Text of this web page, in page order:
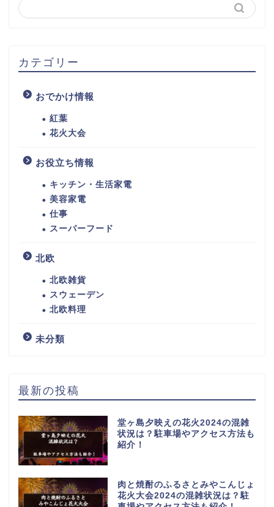
カテゴリー
おでかけ情報
紅葉
花火大会
お役立ち情報
キッチン・生活家電
美容家電
仕事
スーパーフード
北欧
北欧雑貨
スウェーデン
北欧料理
未分類
最新の投稿
堂ヶ島夕映えの花火2024の混雑
状況は？駐車場やアクセス方法も
紹介！
肉と焼酎のふるさとみやこんじょ
花火大会2024の混雑状況は？駐